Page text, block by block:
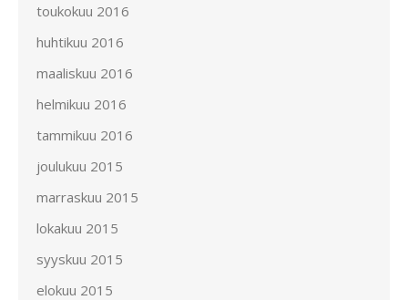
toukokuu 2016
huhtikuu 2016
maaliskuu 2016
helmikuu 2016
tammikuu 2016
joulukuu 2015
marraskuu 2015
lokakuu 2015
syyskuu 2015
elokuu 2015